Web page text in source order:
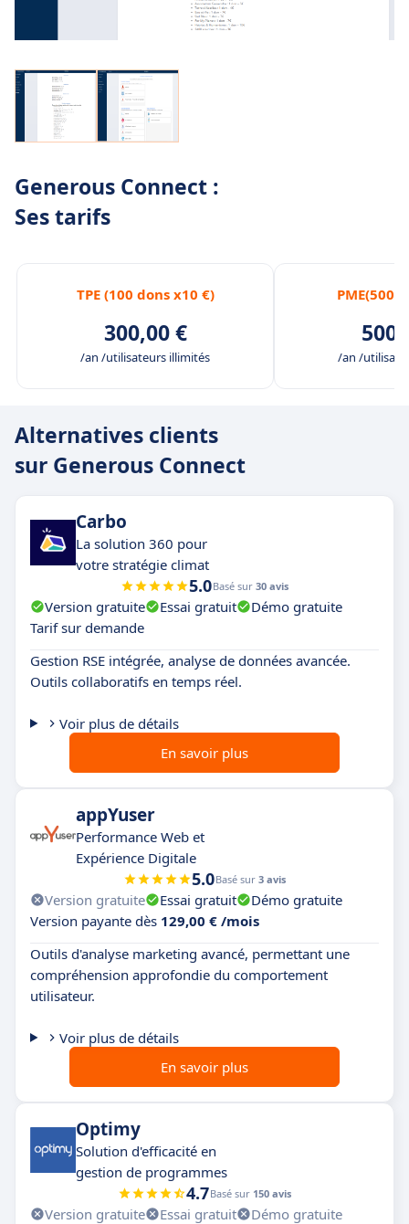
Generous Connect :
Ses tarifs
TPE (100 dons x10 €)
300,00 €
/an /utilisateurs illimités
PME(500
/an /
Alternatives clients
sur Generous Connect
Carbo
La solution 360 pour
votre stratégie climat
5.0Basé sur 30 avis
Version gratuite Essai gratuit
Démo gratuite
Tarif sur demande
Gestion RSE intégrée, analyse de données avancée.
Outils collaboratifs en temps réel.
Voir plus de détails
En savoir plus
appYuser
Performance Web et
Expérience Digitale
5.0Basé sur 3 avis
Version gratuite Essai gratuit
Démo gratuite
Version payante dès 129,00 € /mois
Outils d'analyse marketing avancé, permettant une
compréhension approfondie du comportement
utilisateur.
Voir plus de détails
En savoir plus
Optimy
Solution d'efficacité en
gestion de programmes
4.7Basé sur 150 avis
Version gratuite Essai gratuit
Démo gratuite